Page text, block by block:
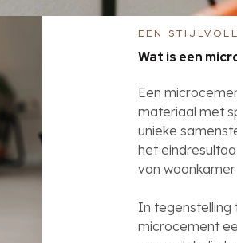
EEN
Wat is een
Een
materiaal met
unieke
het
van
In
microcement